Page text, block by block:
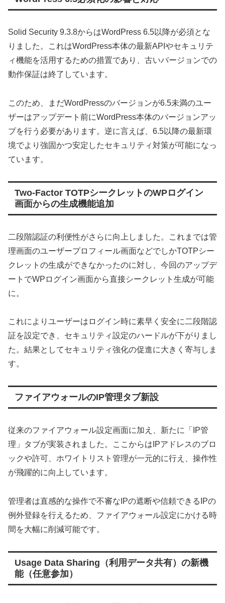
Solid Security 9.3.8からはWordPress 6.5以降が必須とな
りました。これはWordPress本体の最新APIやセキュリテ
ィ機能を活用するための措置であり、古いバージョンでの
動作保証は終了しています。
このため、まだWordPressのバージョンが6.5未満のユー
ザーはアップデート前にWordPress本体のバージョンアッ
プを行う必要があります。逆に言えば、6.5以降の最新環
境でより強固かつ安定したセキュリティ対策が可能になっ
ています。
Two-Factor TOTPシークレットのWPログイン
画面からの生成機能追加
二段階認証の利便性がさらに向上しました。これまでは管
理画面のユーザープロフィール画面などでしかTOTPシー
クレットの生成ができなかったのに対し、今回のアップデ
ートでWPログイン画面から直接シークレット生成が可能
に。
これによりユーザーはログイン時に素早く安全に二段階認
証を設定でき、セキュリティ設定のハードルが下がりまし
た。結果としてセキュリティ強化の促進に大きく寄与しま
す。
ファイアウォールのIP管理タブ新設
従来のファイアウォール設定画面に加え、新たに「IP管
理」タブが実装されました。ここからはIPアドレスのブロ
ックや許可、ホワイトリスト管理が一元的に行え、操作性
が飛躍的に向上しています。
管理者は直感的な操作で不審なIPの遮断や信頼できるIPの
例外登録を行えるため、ファイアウォール設定にかける時
間を大幅に削減可能です。
Usage Data Sharing（利用データ共有）の新機
能（任意参加）